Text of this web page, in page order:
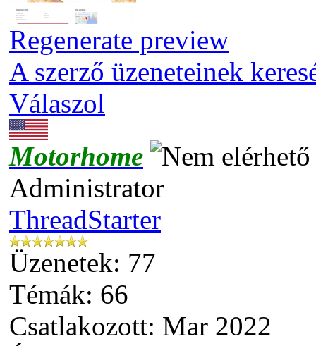
Regenerate preview
A szerző üzeneteinek
Válaszol
Motorhome
Administrator
ThreadStarter
Üzenetek: 77
Témák: 66
Csatlakozott: Mar 2022